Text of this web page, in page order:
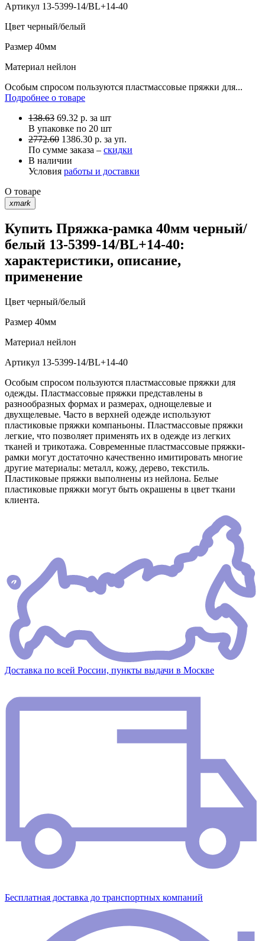
Артикул 13-5399-14/BL+14-40
Цвет черный/белый
Размер 40мм
Материал нейлон
Особым спросом пользуются пластмассовые пряжки для...
Подробнее о товаре
138.63 69.32 р. за шт
В упаковке по 20 шт
2772.60 1386.30 р. за уп.
По сумме заказа – скидки
В наличии
Условия работы и доставки
О товаре
xmark
Купить Пряжка-рамка 40мм черный/
белый 13-5399-14/BL+14-40:
характеристики, описание,
применение
Цвет черный/белый
Размер 40мм
Материал нейлон
Артикул 13-5399-14/BL+14-40
Особым спросом пользуются пластмассовые пряжки для
одежды. Пластмассовые пряжки представлены в
разнообразных формах и размерах, однощелевые и
двухщелевые. Часто в верхней одежде используют
пластиковые пряжки компаньоны. Пластмассовые пряжки
легкие, что позволяет применять их в одежде из легких
тканей и трикотажа. Современные пластмассовые пряжки-
рамки могут достаточно качественно имитировать многие
другие материалы: металл, кожу, дерево, текстиль.
Пластиковые пряжки выполнены из нейлона. Белые
пластиковые пряжки могут быть окрашены в цвет ткани
клиента.
Доставка по всей России, пункты выдачи в Москве
Бесплатная доставка до транспортных компаний